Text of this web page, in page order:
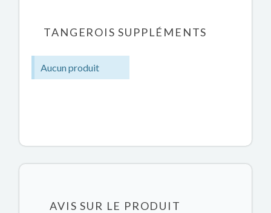
TANGEROIS SUPPLÉMENTS
Aucun produit
AVIS SUR LE PRODUIT